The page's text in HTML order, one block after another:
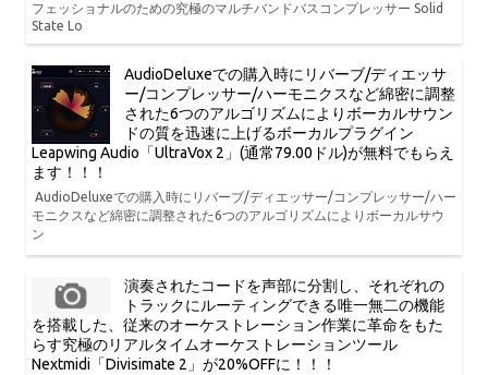
フェッショナルのための究極のマルチバンドバスコンプレッサー Solid
State Lo
AudioDeluxeでの購入時にリバーブ/ディエッサ
ー/コンプレッサー/ハーモニクスなど綿密に調整
された6つのアルゴリズムによりボーカルサウン
ドの質を迅速に上げるボーカルプラグイン
Leapwing Audio「UltraVox 2」(通常79.00ドル)が無料でもらえ
ます！！！
AudioDeluxeでの購入時にリバーブ/ディエッサー/コンプレッサー/ハー
モニクスなど綿密に調整された6つのアルゴリズムによりボーカルサウ
ン
演奏されたコードを声部に分割し、それぞれの
トラックにルーティングできる唯一無二の機能
を搭載した、従来のオーケストレーション作業に革命をもた
らす究極のリアルタイムオーケストレーションツール
Nextmidi「Divisimate 2」が20%OFFに！！！